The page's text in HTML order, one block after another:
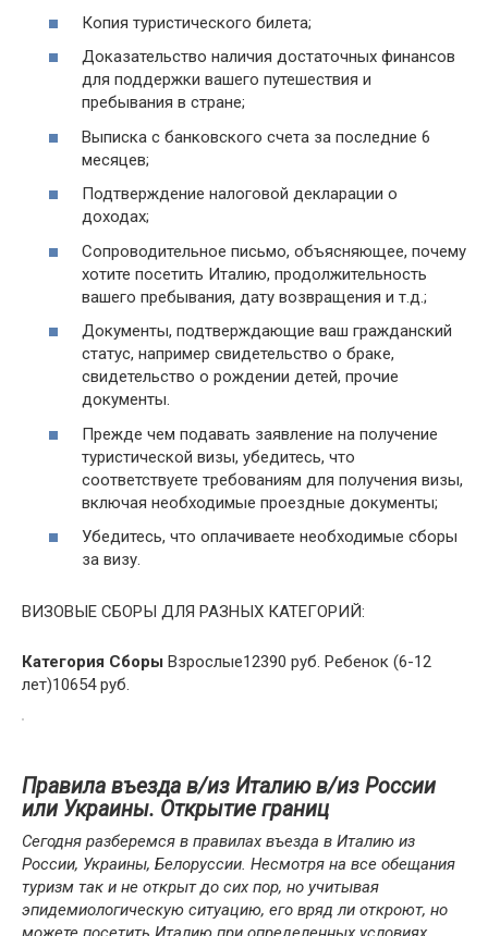
Копия туристического билета;
Доказательство наличия достаточных финансов
для поддержки вашего путешествия и
пребывания в стране;
Выписка с банковского счета за последние 6
месяцев;
Подтверждение налоговой декларации о
доходах;
Сопроводительное письмо, объясняющее, почему
хотите посетить Италию, продолжительность
вашего пребывания, дату возвращения и т.д.;
Документы, подтверждающие ваш гражданский
статус, например свидетельство о браке,
свидетельство о рождении детей, прочие
документы.
Прежде чем подавать заявление на получение
туристической визы, убедитесь, что
соответствуете требованиям для получения визы,
включая необходимые проездные документы;
Убедитесь, что оплачиваете необходимые сборы
за визу.
ВИЗОВЫЕ СБОРЫ ДЛЯ РАЗНЫХ КАТЕГОРИЙ:
Категория Сборы Взрослые12390 руб. Ребенок (6-12
лет)10654 руб.
Правила въезда в/из Италию в/из России
или Украины. Открытие границ
Сегодня разберемся в правилах въезда в Италию из
России, Украины, Белоруссии. Несмотря на все обещания
туризм так и не открыт до сих пор, но учитывая
эпидемиологическую ситуацию, его вряд ли откроют, но